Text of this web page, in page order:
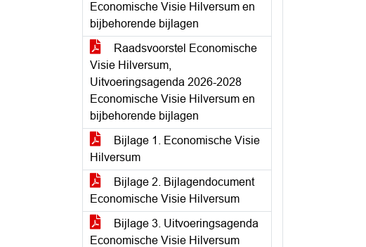
Economische Visie Hilversum en
bijbehorende bijlagen
Raadsvoorstel Economische
Visie Hilversum,
Uitvoeringsagenda 2026-2028
Economische Visie Hilversum en
bijbehorende bijlagen
Bijlage 1. Economische Visie
Hilversum
Bijlage 2. Bijlagendocument
Economische Visie Hilversum
Bijlage 3. Uitvoeringsagenda
Economische Visie Hilversum